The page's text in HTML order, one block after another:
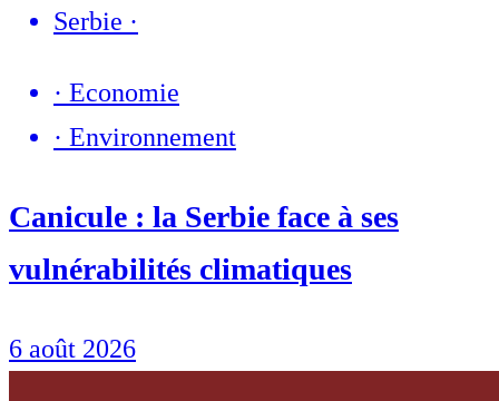
Serbie ·
· Economie
· Environnement
Canicule : la Serbie face à ses
vulnérabilités climatiques
6 août 2026